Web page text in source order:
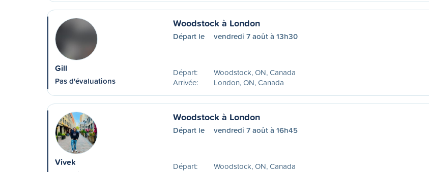
Gill
Pas d'évaluations
Woodstock à London
Départ le vendredi 7 août à 13h30
Départ:
Woodstock, ON, Canada
Arrivée:
London, ON, Canada
Vivek
Woodstock à London
Départ le vendredi 7 août à 16h45
Départ:
Woodstock, ON, Canada